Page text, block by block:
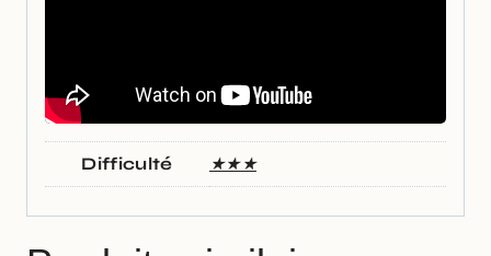
Difficulté ★★★